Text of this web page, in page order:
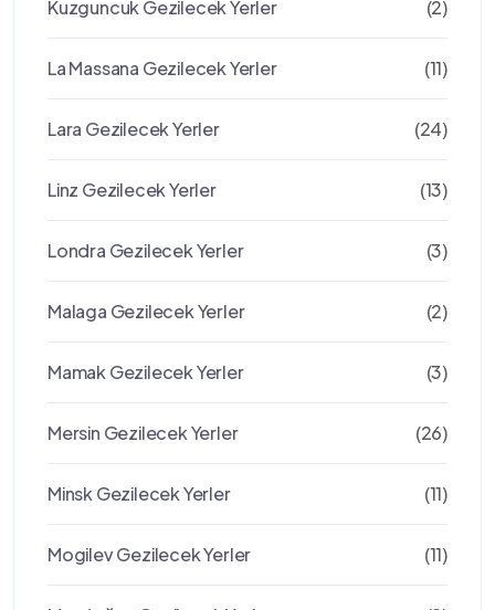
Kuzguncuk Gezilecek Yerler (2)
La Massana Gezilecek Yerler (11)
Lara Gezilecek Yerler (24)
Linz Gezilecek Yerler (13)
Londra Gezilecek Yerler (3)
Malaga Gezilecek Yerler (2)
Mamak Gezilecek Yerler (3)
Mersin Gezilecek Yerler (26)
Minsk Gezilecek Yerler (11)
Mogilev Gezilecek Yerler (11)